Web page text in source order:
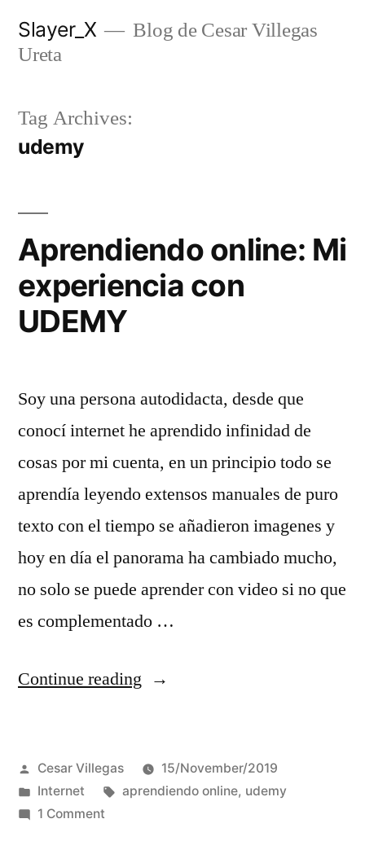
Slayer_X
Blog de Cesar Villegas
Ureta
Tag Archives:
udemy
Aprendiendo online: Mi
experiencia con
UDEMY
Soy una persona autodidacta, desde que
conocí internet he aprendido infinidad de
cosas por mi cuenta, en un principio todo se
aprendía leyendo extensos manuales de puro
texto con el tiempo se añadieron imagenes y
hoy en día el panorama ha cambiado mucho,
no solo se puede aprender con video si no que
es complementado …
Continue reading “Aprendiendo
experiencia
Posted
by
Cesar Villegas
15/November/2019
Posted
in
Internet Tags:
aprendiendo online, udemy
1 Commenton